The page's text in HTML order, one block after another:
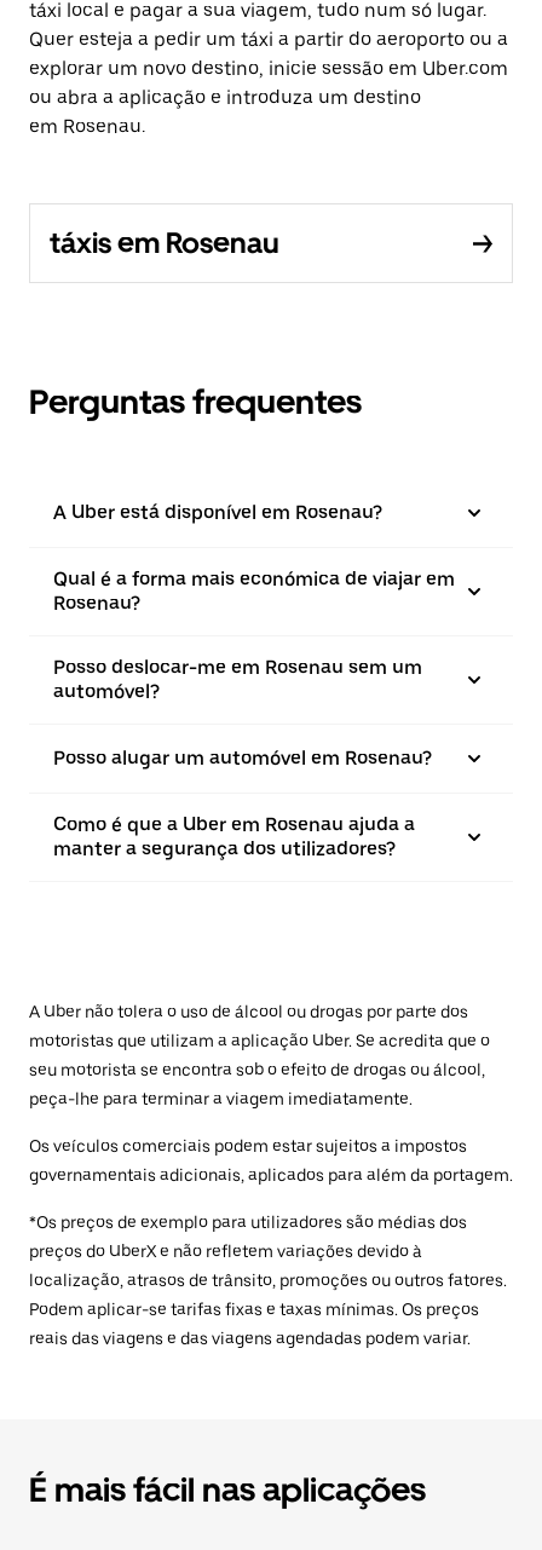
táxi local e pagar a sua viagem, tudo num só lugar.
Quer esteja a pedir um táxi a partir do aeroporto ou a
explorar um novo destino, inicie sessão em Uber.com
ou abra a aplicação e introduza um destino
em Rosenau.
táxis em Rosenau
Perguntas frequentes
A Uber está disponível em Rosenau?
Qual é a forma mais económica de viajar em
Rosenau?
Posso deslocar-me em Rosenau sem um
automóvel?
Posso alugar um automóvel em Rosenau?
Como é que a Uber em Rosenau ajuda a
manter a segurança dos utilizadores?
A Uber não tolera o uso de álcool ou drogas por parte dos
motoristas que utilizam a aplicação Uber. Se acredita que o
seu motorista se encontra sob o efeito de drogas ou álcool,
peça-lhe para terminar a viagem imediatamente.
Os veículos comerciais podem estar sujeitos a impostos
governamentais adicionais, aplicados para além da portagem.
*Os preços de exemplo para utilizadores são médias dos
preços do UberX e não refletem variações devido à
localização, atrasos de trânsito, promoções ou outros fatores.
Podem aplicar-se tarifas fixas e taxas mínimas. Os preços
reais das viagens e das viagens agendadas podem variar.
É mais fácil nas aplicações